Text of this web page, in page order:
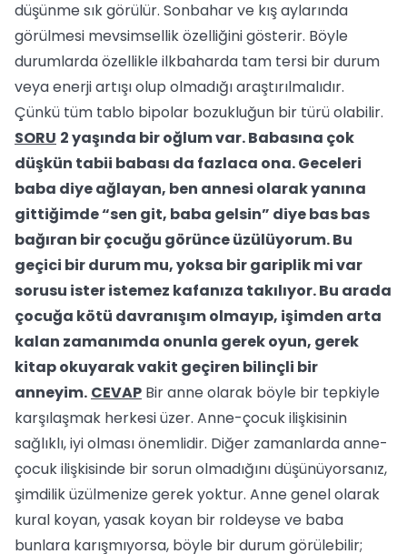
düşünme sık görülür. Sonbahar ve kış aylarında
görülmesi mevsimsellik özelliğini gösterir. Böyle
durumlarda özellikle ilkbaharda tam tersi bir durum
veya enerji artışı olup olmadığı araştırılmalıdır.
Çünkü tüm tablo bipolar bozukluğun bir türü olabilir.
SORU 2 yaşında bir oğlum var. Babasına çok
düşkün tabii babası da fazlaca ona. Geceleri
baba diye ağlayan, ben annesi olarak yanına
gittiğimde “sen git, baba gelsin” diye bas bas
bağıran bir çocuğu görünce üzülüyorum. Bu
geçici bir durum mu, yoksa bir gariplik mi var
sorusu ister istemez kafanıza takılıyor. Bu arada
çocuğa kötü davranışım olmayıp, işimden arta
kalan zamanımda onunla gerek oyun, gerek
kitap okuyarak vakit geçiren bilinçli bir
anneyim. CEVAP Bir anne olarak böyle bir tepkiyle
karşılaşmak herkesi üzer. Anne-çocuk ilişkisinin
sağlıklı, iyi olması önemlidir. Diğer zamanlarda anne-
çocuk ilişkisinde bir sorun olmadığını düşünüyorsanız,
şimdilik üzülmenize gerek yoktur. Anne genel olarak
kural koyan, yasak koyan bir roldeyse ve baba
bunlara karışmıyorsa, böyle bir durum görülebilir;